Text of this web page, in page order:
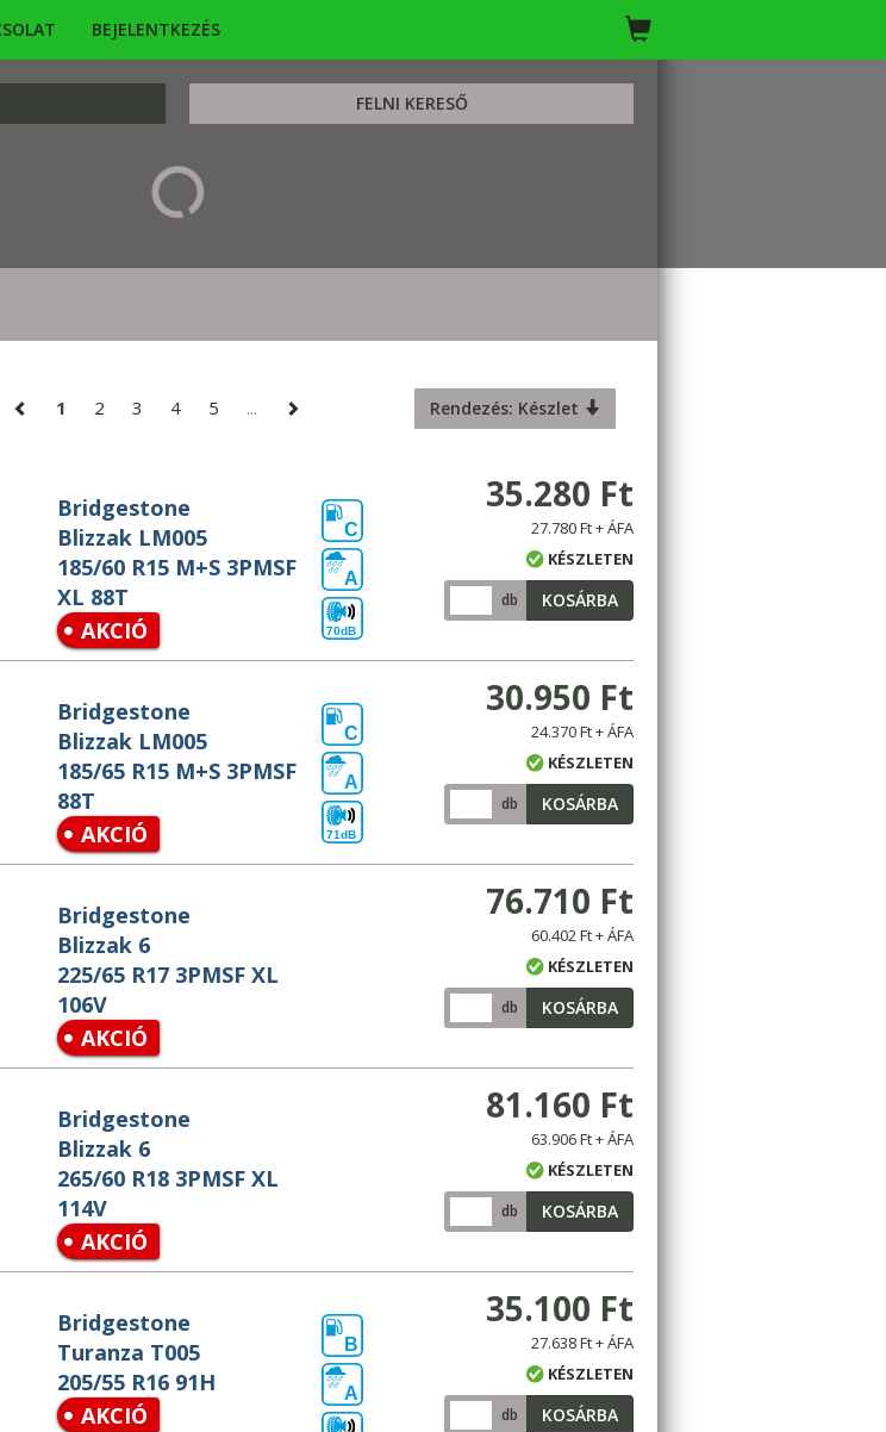
BEJELENTKEZÉS
FELNI KERESŐ
KERESÉS
1 2 3 4 5 ... Rendezés: Készlet
Bridgestone
Blizzak LM005
185/60 R15 M+S 3PMSF
XL 88T
AKCIÓ
C
A
70dB
35.280 Ft
27.780 Ft + ÁFA
KÉSZLETEN
db KOSÁRBA
Bridgestone
Blizzak LM005
185/65 R15 M+S 3PMSF
88T
AKCIÓ
C
A
71dB
30.950 Ft
24.370 Ft + ÁFA
KÉSZLETEN
db KOSÁRBA
Bridgestone
Blizzak 6
225/65 R17 3PMSF XL
106V
AKCIÓ
76.710 Ft
60.402 Ft + ÁFA
KÉSZLETEN
db KOSÁRBA
Bridgestone
Blizzak 6
265/60 R18 3PMSF XL
114V
AKCIÓ
81.160 Ft
63.906 Ft + ÁFA
KÉSZLETEN
db KOSÁRBA
Bridgestone
Turanza T005
205/55 R16 91H
AKCIÓ
B
A
35.100 Ft
27.638 Ft + ÁFA
KÉSZLETEN
db KOSÁRBA